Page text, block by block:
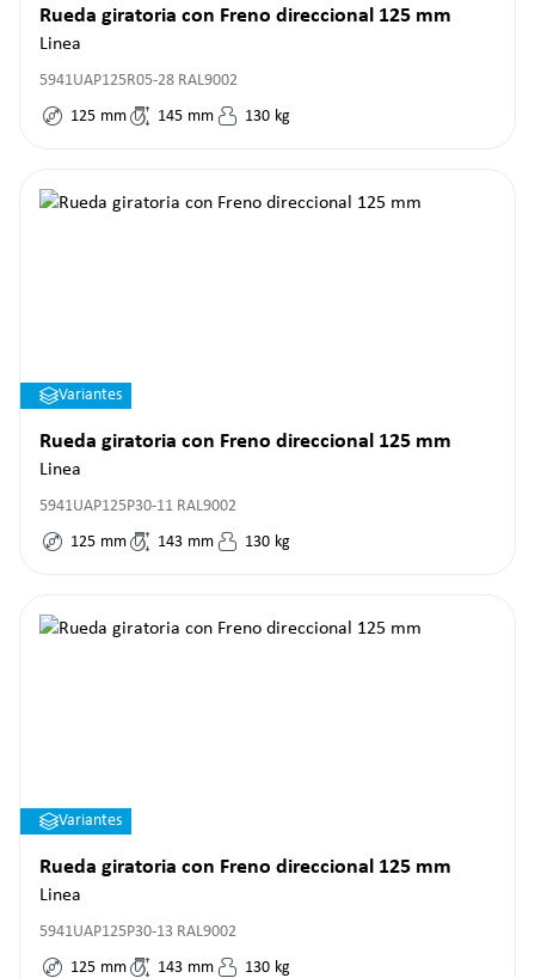
Rueda giratoria con Freno direccional 125 mm
Linea
5941UAP125R05-28 RAL9002
125 mm 145 mm 130 kg
Variantes
Rueda giratoria con Freno direccional 125 mm
Linea
5941UAP125P30-11 RAL9002
125 mm 143 mm 130 kg
Variantes
Rueda giratoria con Freno direccional 125 mm
Linea
5941UAP125P30-13 RAL9002
125 mm 143 mm 130 kg